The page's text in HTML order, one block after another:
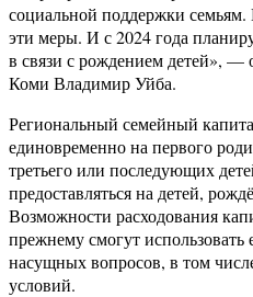
социальной поддержки
эти меры. И с 2024 года
в связи с рождением детей», —
Коми Владимир Уйба.
Региональный семейный
единовременно на первого
третьего или последующих
предоставляться на детей,
Возможности расходования
прежнему смогут использовать
насущных вопросов, в том
условий.